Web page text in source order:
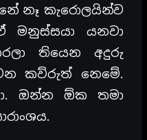
නෑ කැරොලයින්ව
යනවා
තියෙන අදුරු
කව්රුත් නෙමේ.
ඔන්න ඕක තමා